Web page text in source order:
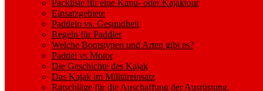
Packliste für eine Kanu- oder Kajaktour
Einsatzgebiete
Paddeln vs. Gesundheit
Regeln für Paddler
Welche Bootstypen und Arten gibt es?
Paddel vs Motor
Die Geschichte des Kajak
Das Kajak im Militäreinsatz
Ratschläge für die Anschaffung der Ausrüstung.